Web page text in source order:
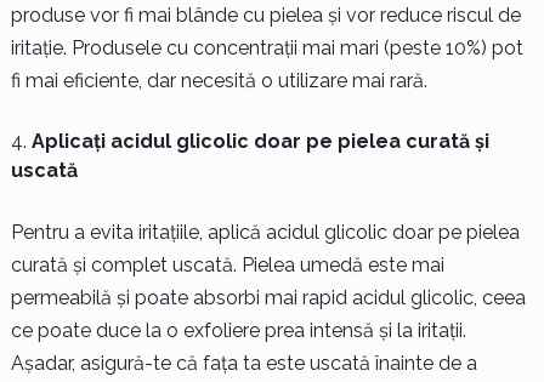
produse vor fi mai blânde cu pielea și vor reduce riscul de
iritație. Produsele cu concentrații mai mari (peste 10%) pot
fi mai eficiente, dar necesită o utilizare mai rară.
Aplicați acidul glicolic doar pe pielea curată și
uscată
Pentru a evita iritațiile, aplică acidul glicolic doar pe pielea
curată și complet uscată. Pielea umedă este mai
permeabilă și poate absorbi mai rapid acidul glicolic, ceea
ce poate duce la o exfoliere prea intensă și la iritații.
Așadar, asigură-te că fața ta este uscată înainte de a